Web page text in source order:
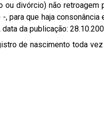
divórcio) não retroagem
para que haja consonância
da publicação:
de nascimento toda